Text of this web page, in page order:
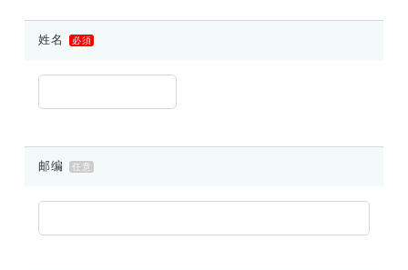
姓名 必須
邮编 任意